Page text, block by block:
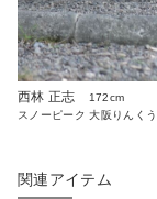
西林 正志
172cm
スノーピーク 大阪りんくう
関連アイテム